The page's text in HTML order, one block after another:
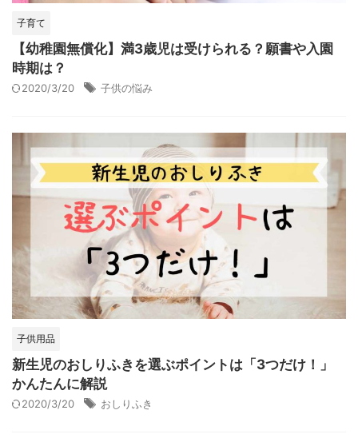
子育て
【幼稚園無償化】満3歳児は受けられる？願書や入園
時期は？
2020/3/20 子供の悩み
子供用品
新生児のおしりふきを選ぶポイントは「3つだけ！」
かんたんに解説
2020/3/20 おしりふき